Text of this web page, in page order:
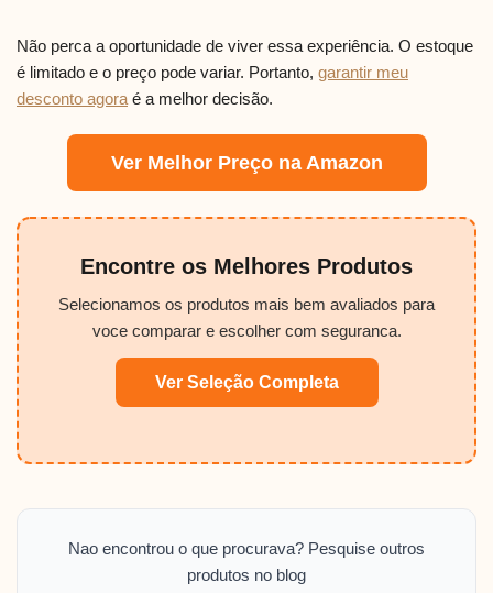
Não perca a oportunidade de viver essa experiência. O estoque
é limitado e o preço pode variar. Portanto, garantir meu
desconto agora é a melhor decisão.
Ver Melhor Preço na Amazon
Encontre os Melhores Produtos
Selecionamos os produtos mais bem avaliados para
voce comparar e escolher com seguranca.
Ver Seleção Completa
Nao encontrou o que procurava? Pesquise outros
produtos no blog